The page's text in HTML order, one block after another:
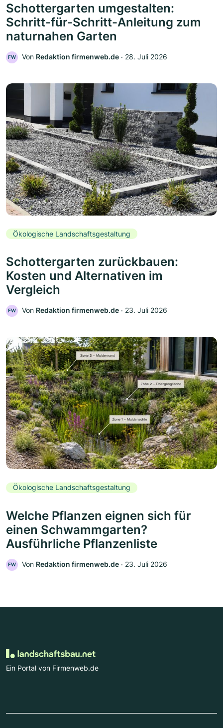
Schottergarten umgestalten:
Schritt-für-Schritt-Anleitung zum
naturnahen Garten
FW Von Redaktion firmenweb.de ‧ 28. Juli 2026
Ökologische Landschaftsgestaltung
Schottergarten zurückbauen:
Kosten und Alternativen im
Vergleich
FW Von Redaktion firmenweb.de ‧ 23. Juli 2026
Ökologische Landschaftsgestaltung
Welche Pflanzen eignen sich für
einen Schwammgarten?
Ausführliche Pflanzenliste
FW Von Redaktion firmenweb.de ‧ 23. Juli 2026
Ein Portal von Firmenweb.de